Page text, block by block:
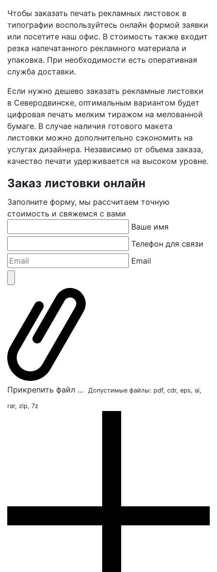
Чтобы заказать печать рекламных листовок в
типографии воспользуйтесь онлайн формой заявки
или посетите наш офис. В стоимость также входит
резка напечатанного рекламного материала и
упаковка. При необходимости есть оперативная
служба доставки.
Если нужно дешево заказать рекламные листовки
в Северодвинске, оптимальным вариантом будет
цифровая печать мелким тиражом на мелованной
бумаге. В случае наличия готового макета
листовки можно дополнительно сэкономить на
услугах дизайнера. Независимо от объема заказа,
качество печати удерживается на высоком уровне.
Заказ листовки онлайн
Заполните форму, мы рассчитаем точную
стоимость и свяжемся с вами
Ваше имя
Телефон для связи
Email
Прикрепить файл ... Допустимые файлы: pdf, cdr, eps, ai,
rar, zip, 7z